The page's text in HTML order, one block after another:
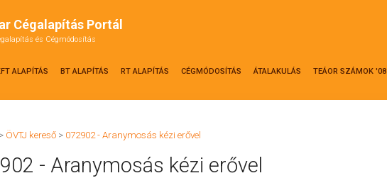
Cégalapítás Portál
és Cégmódosítás
ALAPÍTÁS BT ALAPÍTÁS RT ALAPÍTÁS CÉGMÓDOSÍTÁS ÁTALAKULÁS TEÁOR SZÁMOK '08
> ÖVTJ kereső > 072902 - Aranymosás kézi erővel
- Aranymosás kézi erővel